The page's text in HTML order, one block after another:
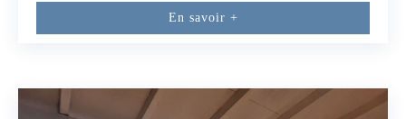
W.C. A l'étage : palier, chambre, salle d'eau avec W.C.Au
sous-sol : cave, garage et atelier.Le tout sur un terrain de plus
En savoir +